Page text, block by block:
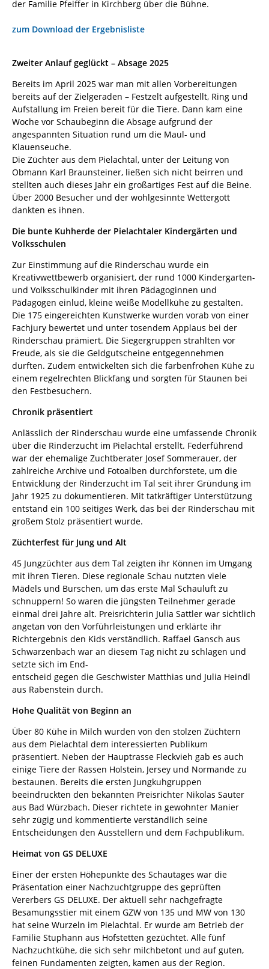
der Familie Pfeiffer in Kirchberg über die Bühne.
zum Download der Ergebnisliste
Zweiter Anlauf geglückt – Absage 2025
Bereits im April 2025 war man mit allen Vorbereitungen
bereits auf der Zielgeraden – Festzelt aufgestellt, Ring und
Aufstallung im Freien bereit für die Tiere. Dann kam eine
Woche vor Schaubeginn die Absage aufgrund der
angespannten Situation rund um die Maul- und
Klauenseuche.
Die Züchter aus dem Pielachtal, unter der Leitung von
Obmann Karl Braunsteiner, ließen sich nicht beirren und
stellten auch dieses Jahr ein großartiges Fest auf die Beine.
Über 2000 Besucher und der wohlgesinnte Wettergott
dankten es ihnen.
Die bunte Kuhherde der Pielachtaler Kindergärten und
Volksschulen
Zur Einstimmung auf die Rinderschau wurde ein
Kreativwettbewerb organisiert, der rund 1000 Kindergarten-
und Volksschulkinder mit ihren Pädagoginnen und
Pädagogen einlud, kleine weiße Modellkühe zu gestalten.
Die 175 eingereichten Kunstwerke wurden vorab von einer
Fachjury bewertet und unter tosendem Applaus bei der
Rinderschau prämiert. Die Siegergruppen strahlten vor
Freude, als sie die Geldgutscheine entgegennehmen
durften. Zudem entwickelten sich die farbenfrohen Kühe zu
einem regelrechten Blickfang und sorgten für Staunen bei
den Festbesuchern.
Chronik präsentiert
Anlässlich der Rinderschau wurde eine umfassende Chronik
über die Rinderzucht im Pielachtal erstellt. Federführend
war der ehemalige Zuchtberater Josef Sommerauer, der
zahlreiche Archive und Fotoalben durchforstete, um die
Entwicklung der Rinderzucht im Tal seit ihrer Gründung im
Jahr 1925 zu dokumentieren. Mit tatkräftiger Unterstützung
entstand ein 100 seitiges Werk, das bei der Rinderschau mit
großem Stolz präsentiert wurde.
Züchterfest für Jung und Alt
45 Jungzüchter aus dem Tal zeigten ihr Können im Umgang
mit ihren Tieren. Diese regionale Schau nutzten viele
Mädels und Burschen, um das erste Mal Schauluft zu
schnuppern! So waren die jüngsten Teilnehmer gerade
einmal drei Jahre alt. Preisrichterin Julia Sattler war sichtlich
angetan von den Vorführleistungen und erklärte ihr
Richtergebnis den Kids verständlich. Raffael Gansch aus
Schwarzenbach war an diesem Tag nicht zu schlagen und
setzte sich im End-
entscheid gegen die Geschwister Matthias und Julia Heindl
aus Rabenstein durch.
Hohe Qualität von Beginn an
Über 80 Kühe in Milch wurden von den stolzen Züchtern
aus dem Pielachtal dem interessierten Publikum
präsentiert. Neben der Hauptrasse Fleckvieh gab es auch
einige Tiere der Rassen Holstein, Jersey und Normande zu
bestaunen. Bereits die ersten Jungkuhgruppen
beeindruckten den bekannten Preisrichter Nikolas Sauter
aus Bad Würzbach. Dieser richtete in gewohnter Manier
sehr zügig und kommentierte verständlich seine
Entscheidungen den Ausstellern und dem Fachpublikum.
Heimat von GS DELUXE
Einer der ersten Höhepunkte des Schautages war die
Präsentation einer Nachzuchtgruppe des geprüften
Vererbers GS DELUXE. Der aktuell sehr nachgefragte
Besamungsstier mit einem GZW von 135 und MW von 130
hat seine Wurzeln im Pielachtal. Er wurde am Betrieb der
Familie Stuphann aus Hofstetten gezüchtet. Alle fünf
Nachzuchtkühe, die sich sehr milchbetont und auf guten,
feinen Fundamenten zeigten, kamen aus der Region.